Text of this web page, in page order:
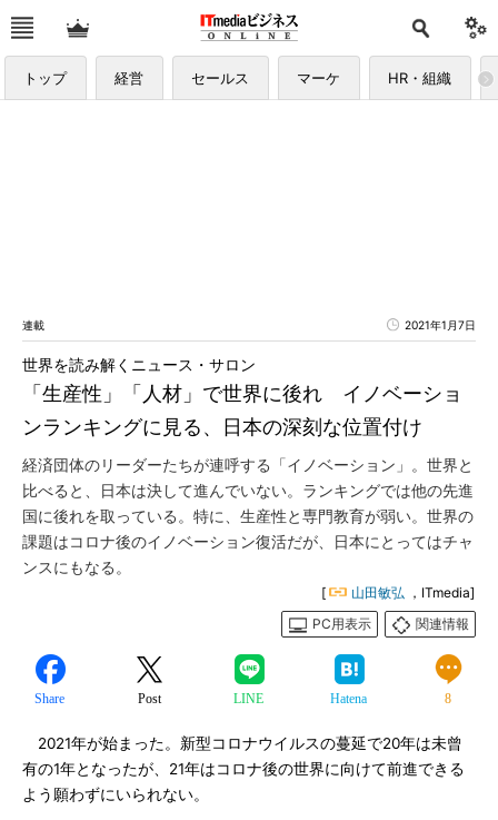
トップ 経営 セールス マーケ HR・組織
連載 2021年1月7日
「生産性」「人材」で世界に後れ イノベーショ
ンランキングに見る、日本の深刻な位置付け
世界を読み解くニュース・サロン
経済団体のリーダーたちが連呼する「イノベーション」。世界と
比べると、日本は決して進んでいない。ランキングでは他の先進
国に後れを取っている。特に、生産性と専門教育が弱い。世界の
課題はコロナ後のイノベーション復活だが、日本にとってはチャ
ンスにもなる。
[ 山田敏弘 ，ITmedia]
PC用表示
関連情報
Share Post LINE Hatena 8
2021年が始まった。新型コロナウイルスの蔓延で20年は未曾
有の1年となったが、21年はコロナ後の世界に向けて前進できる
よう願わずにいられない。